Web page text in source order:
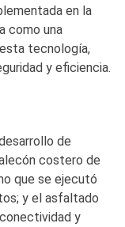
en la
como una
tecnología,
y eficiencia.
de
costero de
que se ejecutó
y el asfaltado
y